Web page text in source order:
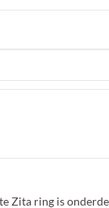
Zita ring is